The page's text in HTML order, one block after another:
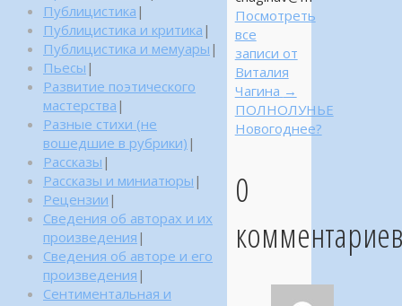
Посмотреть
все
записи от
Виталия
Чагина →
ПОЛНОЛУНЬЕ
Новогоднее?
0
Публицистика |
Публицистика и критика |
Публицистика и мемуары |
Пьесы |
Развитие поэтического
мастерства |
Разные стихи (не
вошедшие в рубрики) |
Рассказы |
Рассказы и миниатюры |
Рецензии |
Сведения об авторах и их
произведения |
Сведения об авторе и его
произведения |
Сентиментальная и